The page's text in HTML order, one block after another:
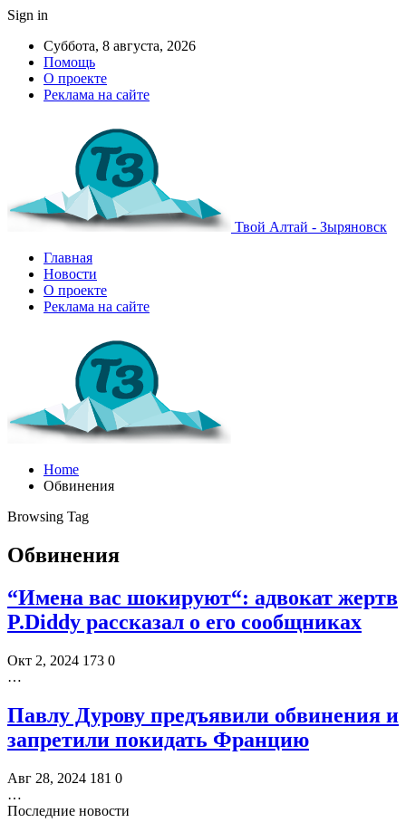
Sign in
Суббота, 8 августа, 2026
Помощь
О проекте
Реклама на сайте
Твой Алтай - Зыряновск
Главная
Новости
О проекте
Реклама на сайте
Home
Обвинения
Browsing Tag
Обвинения
“Имена вас шокируют“: адвокат жертв
P.Diddy рассказал о его сообщниках
Окт 2, 2024 173 0
…
Павлу Дурову предъявили обвинения и
запретили покидать Францию
Авг 28, 2024 181 0
…
Последние новости